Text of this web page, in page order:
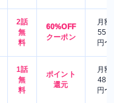
2話
無
料
60%OFF
クーポン
月額
550
円〜
1話
無
料
ポイント
還元
月額
480
円〜